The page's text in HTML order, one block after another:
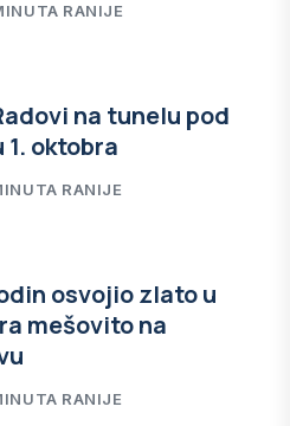
RANIJE
na tunelu pod
oktobra
RANIJE
osvojio zlato u
mešovito na
RANIJE